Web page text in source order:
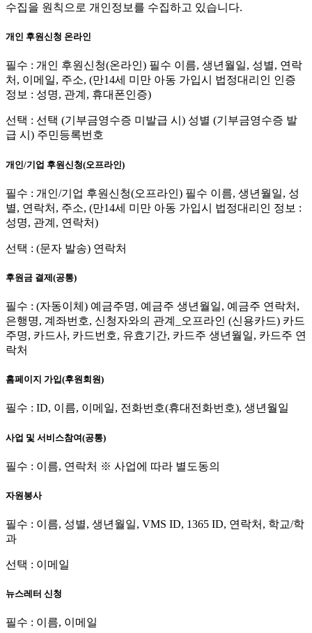
수집을 원칙으로 개인정보를 수집하고 있습니다.
개인 후원신청 온라인
필수 : 개인 후원신청(온라인) 필수 이름, 생년월일, 성별, 연락
처, 이메일, 주소, (만14세 미만 아동 가입시 법정대리인 인증
정보 : 성명, 관계, 휴대폰인증)
선택 : 선택 (기부금영수증 미발급 시) 성별 (기부금영수증 발
급 시) 주민등록번호
개인/기업 후원신청(오프라인)
필수 : 개인/기업 후원신청(오프라인) 필수 이름, 생년월일, 성
별, 연락처, 주소, (만14세 미만 아동 가입시 법정대리인 정보 :
성명, 관계, 연락처)
선택 : (문자 발송) 연락처
후원금 결제(공통)
필수 : (자동이체) 예금주명, 예금주 생년월일, 예금주 연락처,
은행명, 계좌번호, 신청자와의 관계_오프라인 (신용카드) 카드
주명, 카드사, 카드번호, 유효기간, 카드주 생년월일, 카드주 연
락처
홈페이지 가입(후원회원)
필수 : ID, 이름, 이메일, 전화번호(휴대전화번호), 생년월일
사업 및 서비스참여(공통)
필수 : 이름, 연락처 ※ 사업에 따라 별도동의
자원봉사
필수 : 이름, 성별, 생년월일, VMS ID, 1365 ID, 연락처, 학교/학
과
선택 : 이메일
뉴스레터 신청
필수 : 이름, 이메일